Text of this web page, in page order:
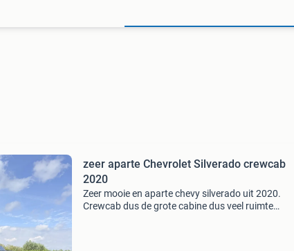
zeer aparte Chevrolet Silverado crewcab
2020
Zeer mooie en aparte chevy silverado uit 2020.
Crewcab dus de grote cabine dus veel ruimte